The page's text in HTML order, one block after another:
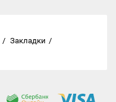
Закладки